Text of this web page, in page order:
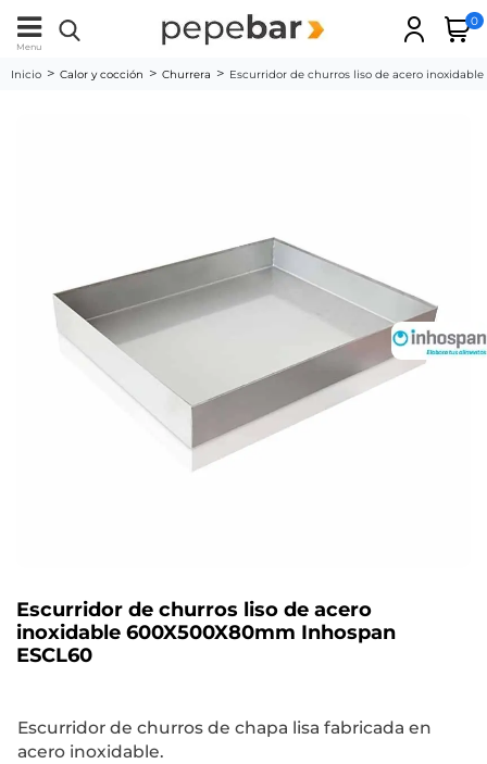
Menu
0
Inicio Calor y cocción Churrera Escurridor de churros liso de acero
Escurridor de churros liso de acero
inoxidable 600X500X80mm Inhospan
ESCL60
Escurridor de churros de chapa lisa fabricada en
acero inoxidable.